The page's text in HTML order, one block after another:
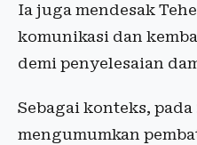
Ia juga mendesak
komunikasi dan
demi penyelesaian
Sebagai konteks,
mengumumkan